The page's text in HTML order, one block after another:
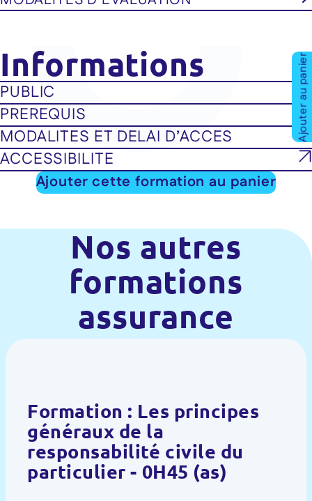
Ajouter au panier
Informations
PUBLIC
PREREQUIS
MODALITES ET DELAI D’ACCES
ACCESSIBILITE
Ajouter cette formation au panier
Nos autres
formations
assurance
Formation : Les principes
généraux de la
responsabilité civile du
particulier - 0H45 (as)